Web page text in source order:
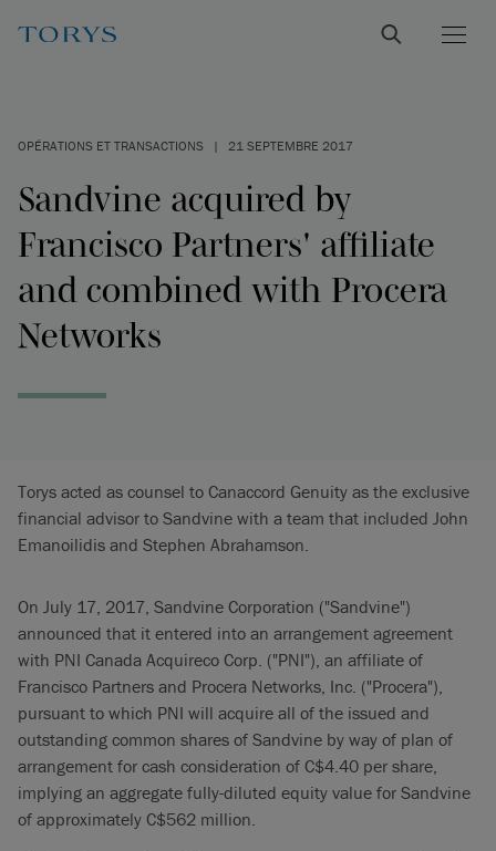
OPÉRATIONS ET TRANSACTIONS | 21 SEPTEMBRE 2017
Sandvine acquired by
Francisco Partners' affiliate
and combined with Procera
Networks
Torys acted as counsel to Canaccord Genuity as the exclusive
financial advisor to Sandvine with a team that included John
Emanoilidis and Stephen Abrahamson.
On July 17, 2017, Sandvine Corporation ("Sandvine")
announced that it entered into an arrangement agreement
with PNI Canada Acquireco Corp. ("PNI"), an affiliate of
Francisco Partners and Procera Networks, Inc. ("Procera"),
pursuant to which PNI will acquire all of the issued and
outstanding common shares of Sandvine by way of plan of
arrangement for cash consideration of C$4.40 per share,
implying an aggregate fully-diluted equity value for Sandvine
of approximately C$562 million.